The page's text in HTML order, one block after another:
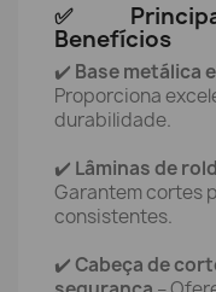
✅
Benefícios
✔️ Base metálica
Proporciona
durabilidade.
✔️ Lâminas de
Garantem cortes
consistentes.
✔️Cabeça de